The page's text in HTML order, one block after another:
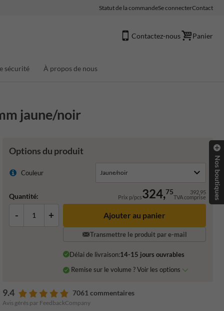
Statut de la commandeSe connecterContact
Contactez-nous Panier
sécurité À propos de nous
jaune/noir
Options du produit
Couleur
Quantité: Prix p/pcs324,75 392,95
TVA comprise
- + Ajouter au panier
Transmettre le produit par e-mail
Délai de livraison:14-15 jours ouvrables
Remise sur le volume ? Voir les options
9.4 7061 commentaires
Avis gérés par FeedbackCompany
Nos boutiques